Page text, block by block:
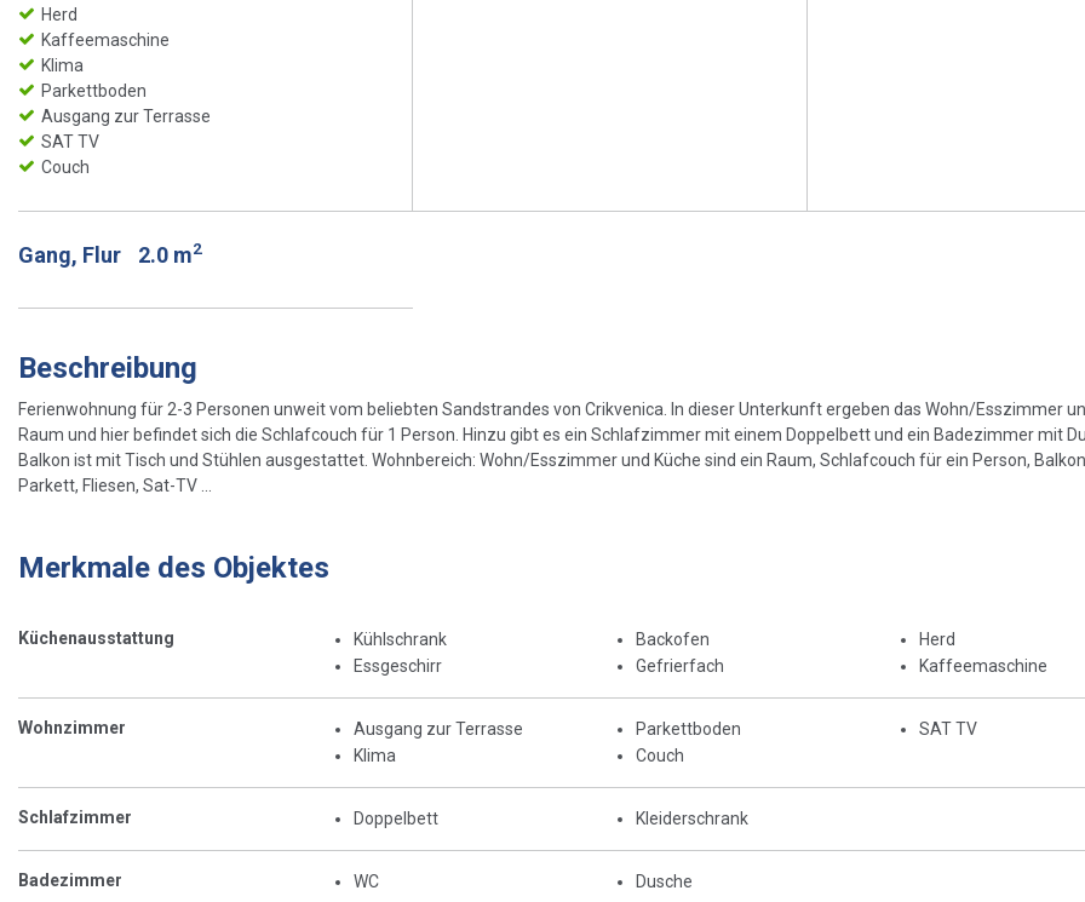
Herd
Kaffeemaschine
Klima
Parkettboden
Ausgang zur Terrasse
SAT TV
Couch
Gang, Flur 2.0 m2
Beschreibung
Ferienwohnung für 2-3 Personen unweit vom beliebten Sandstrandes von Crikvenica. In dieser Unterkunft ergeben das Wohn/Esszimmer
Raum und hier befindet sich die Schlafcouch für 1 Person. Hinzu gibt es ein Schlafzimmer mit einem Doppelbett und ein Badezimmer mit
Balkon ist mit Tisch und Stühlen ausgestattet. Wohnbereich: Wohn/Esszimmer und Küche sind ein Raum, Schlafcouch für ein Person,
Parkett, Fliesen, Sat-TV ...
Merkmale des Objektes
Küchenausstattung
Kühlschrank
Essgeschirr
Backofen
Gefrierfach
Herd
Kaffeemaschine
Wohnzimmer
Ausgang zur Terrasse
Klima
Parkettboden
Couch
SAT TV
Schlafzimmer Doppelbett Kleiderschrank
Badezimmer WC Dusche